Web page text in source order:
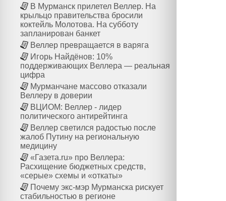
В Мурманск прилетел Веллер. На
крыльцо правительства бросили
коктейль Молотова. На субботу
запланирован банкет
Веллер превращается в варяга
Игорь Найдёнов: 10%
поддерживающих Веллера — реальная
цифра
Мурманчане массово отказали
Веллеру в доверии
ВЦИОМ: Веллер - лидер
политического антирейтинга
Веллер светился радостью после
жалоб Путину на региональную
медицину
«Газета.ru» про Веллера:
Расхищение бюджетных средств,
«серые» схемы и «откаты»
Почему экс-мэр Мурманска рискует
стабильностью в регионе